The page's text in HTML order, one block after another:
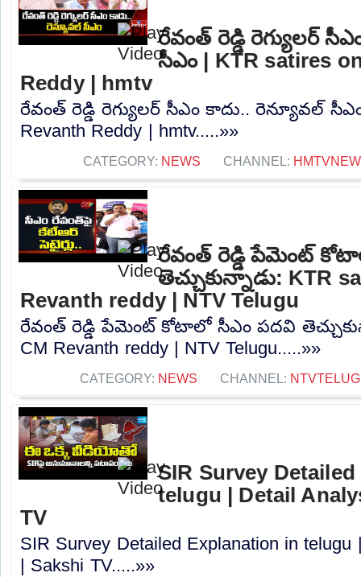
రేవంత్ రెడ్డి రెగ్యులర్
సీఎం | KTR satires
Reddy | hmtv
రేవంత్ రెడ్డి రెగ్యులర్ సీఎం కాదు.. రెన్యూవల్
Revanth Reddy | hmtv.....»»
CATEGORY: NEWS CHANNEL:
రేవంత్ రెడ్డి పేమెంట్
తెచ్చుకున్నాడు: KTR
Revanth reddy | NTV Telugu
రేవంత్ రెడ్డి పేమెంట్ కోటాలో సీఎం పదవి
CM Revanth reddy | NTV Telugu.....»»
CATEGORY: NEWS CHANNEL:
SIR Survey
telugu | Detail
TV
SIR Survey Detailed Explanation in
| Sakshi TV.....»»